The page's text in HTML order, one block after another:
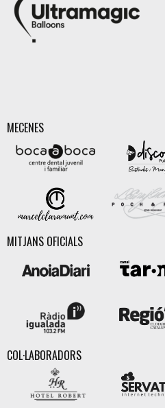
MECENES
MITJANS OFICIALS
COL·LABORADORS